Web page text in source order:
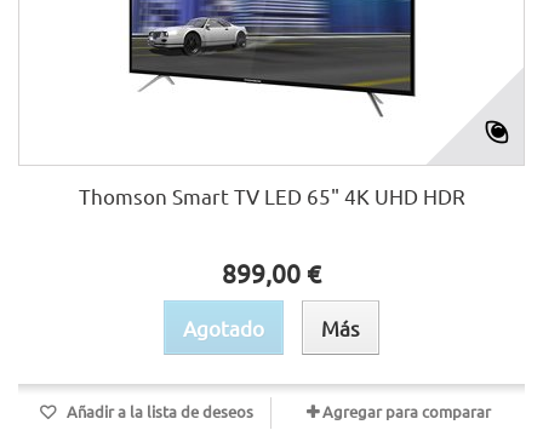
Thomson Smart TV LED 65" 4K UHD HDR
899,00 €
Agotado Más
Añadir a la lista de deseos Agregar para comparar